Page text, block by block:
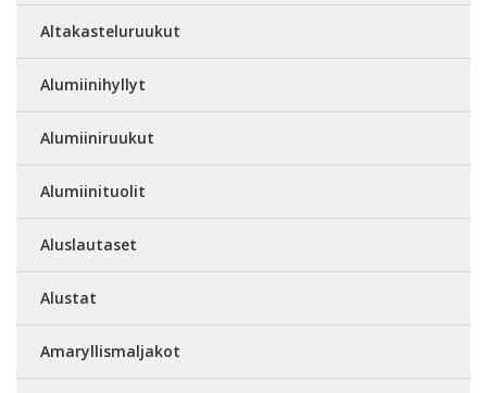
Altakasteluruukut
Alumiinihyllyt
Alumiiniruukut
Alumiinituolit
Aluslautaset
Alustat
Amaryllismaljakot